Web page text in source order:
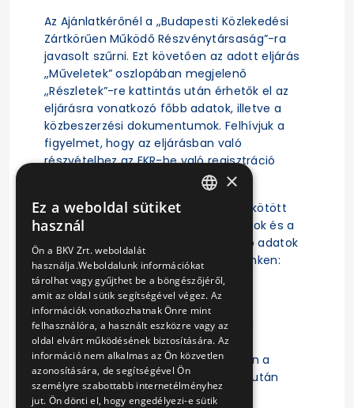
Az Ajánlatkérőnél a „Budapesti Közlekedési
Zártkörűen Működő Részvénytársaság”-ra
javasolt szűrni. Ezt követően az adott eljárás
„Műveletek” oszlopában megjelenő
„Részletek”-re kattintás után érhetők el az
eljárásra vonatkozó főbb adatok, illetve a
közbeszerzési dokumentumok. Felhívjuk a
figyelmet, hogy az eljárásban való
részvételhez az EKR-be való regisztráció
A közbeszerzési eljárás alapján megkötött
szerződések, a szerződésmódosítások és a
szerződések teljesítésére vonatkozó adatok
az EKR-ben érhetők el a következő linken:
https://ekr.gov.hu/ekr-
szerzodestar/hu/szerzodesLista
A „Kulcsszavak” mezőbe a Budapesti
Közlekedési Zártkörűen Működő
Részvénytársaság beírását követően a
keresett szerződésre való kattintás után
érhetők el a részletes adatok.
×
Ez a weboldal sütiket
használ
Ön a BKV Zrt. weboldalát
használja.Weboldalunk információkat
tárolhat vagy gyűjthet be a böngészőjéről,
amit az oldal sütik segítségével végez. Az
információk vonatkozhatnak Önre mint
felhasználóra, a használt eszközre vagy az
oldal elvárt működésének biztosítására. Az
információ nem alkalmas az Ön közvetlen
azonosítására, de segítségével Ön
személyre szabottabb internetélményhez
jut. Ön dönti el, hogy engedélyezi-e sütik